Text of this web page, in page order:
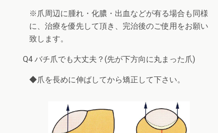
※爪周辺に腫れ・化膿・出血などが有る場合も同様
に、治療を優先して頂き、完治後のご使用をお願い
致します。
Q4 バチ爪でも大丈夫？(先が下方向に丸まった爪)
◆爪を長めに伸ばしてから矯正して下さい。